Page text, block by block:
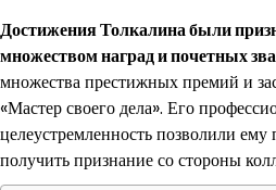
Достижения Толкалина были
множеством наград и почетных
множества престижных премий и
«Мастер своего дела». Его
целеустремленность позволили ему
получить признание со стороны